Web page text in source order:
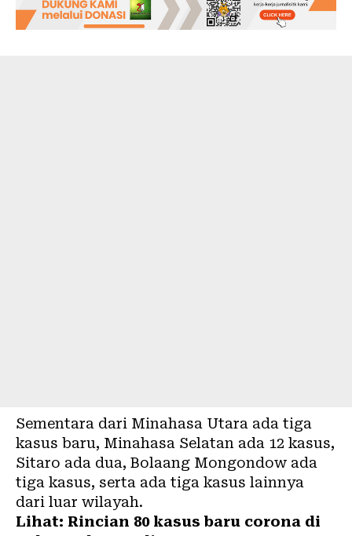
Sementara dari Minahasa Utara ada tiga
kasus baru, Minahasa Selatan ada 12 kasus,
Sitaro ada dua, Bolaang Mongondow ada
tiga kasus, serta ada tiga kasus lainnya
dari luar wilayah.
Lihat: Rincian 80 kasus baru corona di